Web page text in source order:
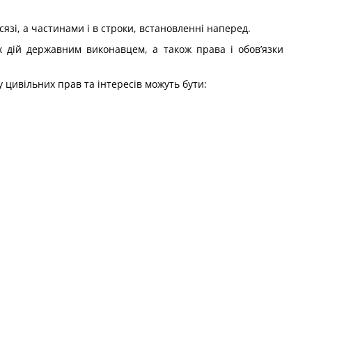
а частинами і в строки, встановленні наперед.
державним виконавцем, а також права і обов’язки
прав та інтересів можуть бути: